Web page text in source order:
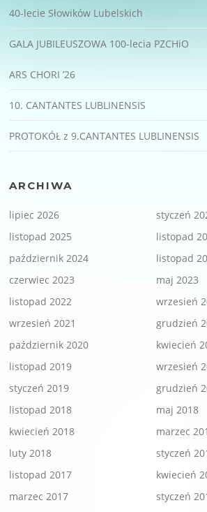
40-lecie Słowików Lubelskich
GALA JUBILEUSZOWA 100-lecia PZCHiO
ARS CHORI ’26
10. CANTANTES LUBLINENSIS
PROTOKÓŁ z 9.CANTANTES LUBLINENSIS
ARCHIWA
lipiec 2026
styczeń
listopad 2025
listopad
październik 2024
listopad
czerwiec 2023
maj 2023
listopad 2022
wrzesień
wrzesień 2021
grudzień
październik 2020
kwiecień
listopad 2019
wrzesień
styczeń 2019
grudzień
listopad 2018
maj 2018
kwiecień 2018
marzec
luty 2018
styczeń
listopad 2017
kwiecień
marzec 2017
styczeń